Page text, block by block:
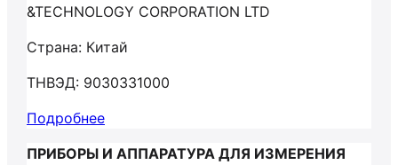
&TECHNOLOGY CORPORATION LTD
Страна: Китай
ТНВЭД: 9030331000
Подробнее
ПРИБОРЫ И АППАРАТУРА ДЛЯ ИЗМЕРЕНИЯ